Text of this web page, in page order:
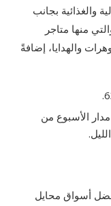
والغذائية بجانب
منها متاجر
والهدايا، إضافةً
الأسبوع من
أسواق محايل